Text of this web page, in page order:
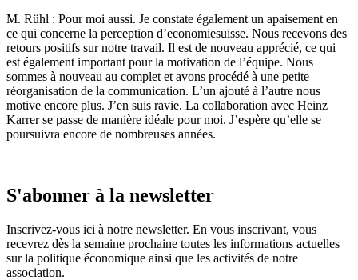
M. Rühl : Pour moi aussi. Je constate également un apaisement en
ce qui concerne la perception d’economiesuisse. Nous recevons des
retours positifs sur notre travail. Il est de nouveau apprécié, ce qui
est également important pour la motivation de l’équipe. Nous
sommes à nouveau au complet et avons procédé à une petite
réorganisation de la communication. L’un ajouté à l’autre nous
motive encore plus. J’en suis ravie. La collaboration avec Heinz
Karrer se passe de manière idéale pour moi. J’espère qu’elle se
poursuivra encore de nombreuses années.
S'abonner à la newsletter
Inscrivez-vous ici à notre newsletter. En vous inscrivant, vous
recevrez dès la semaine prochaine toutes les informations actuelles
sur la politique économique ainsi que les activités de notre
association.